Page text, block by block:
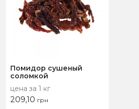
Помидор сушеный
соломкой
цена за 1 кг
209,10 грн